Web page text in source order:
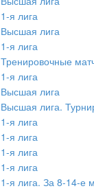
1-я лига
Высшая лига
1-я лига
Тренировочные
1-я лига
Высшая лига
Высшая лига.
1-я лига
1-я лига
1-я лига
1-я лига
1-я лига. За 8-14-е